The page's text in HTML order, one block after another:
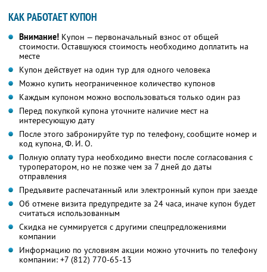
КАК РАБОТАЕТ КУПОН
Внимание! Купон — первоначальный взнос от общей
стоимости. Оставшуюся стоимость необходимо доплатить на
месте
Купон действует на один тур для одного человека
Можно купить неограниченное количество купонов
Каждым купоном можно воспользоваться только один раз
Перед покупкой купона уточните наличие мест на
интересующую дату
После этого забронируйте тур по телефону, сообщите номер и
код купона,Ф. И. О.
Полную оплату тура необходимо внести после согласования с
туроператором, но не позже чем за 7 дней до даты
отправления
Предъявите распечатанный или электронный купон при заезде
Об отмене визита предупредите за 24 часа, иначе купон будет
считаться использованным
Скидка не суммируется с другими спецпредложениями
компании
Информацию по условиям акции можно уточнить по телефону
компании: +7 (812) 770-65-13